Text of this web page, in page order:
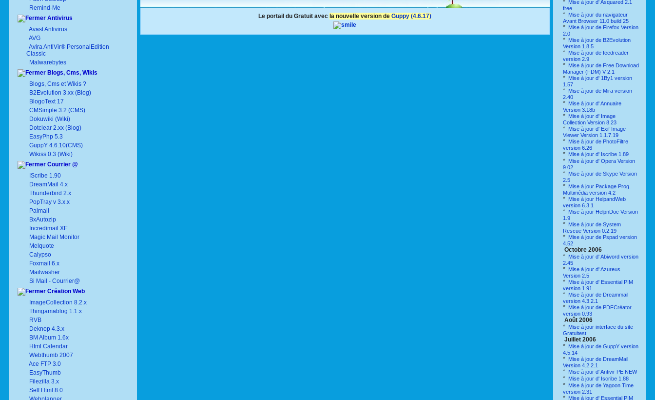
Remind-Me
Antivirus
Avast Antivirus
AVG
Avira AntiVir® PersonalEdition
Classic
Malwarebytes
Blogs, Cms, Wikis
Blogs, Cms et Wikis ?
B2Evolution 3.xx (Blog)
BlogoText 17
CMSimple 3.2 (CMS)
Dokuwiki (Wiki)
Dotclear 2.xx (Blog)
EasyPhp 5.3
GuppY 4.6.10(CMS)
Wikiss 0.3 (Wiki)
Courrier @
IScribe 1.90
DreamMail 4.x
Thunderbird 2.x
PopTray v 3.x.x
Palmail
BxAutozip
Incredimail XE
Magic Mail Monitor
Melquote
Calypso
Foxmail 6.x
Mailwasher
Si Mail - Courrier@
Création Web
ImageCollection 8.2.x
Thingamablog 1.1.x
RVB
Deknop 4.3.x
BM Album 1.6x
Html Calendar
Webthumb 2007
Ace FTP 3.0
EasyThumb
Filezilla 3.x
Self Html 8.0
Le portail du Gratuit avec la nouvelle version de Guppy (4.6.17)
* Mise à jour d' Asquared 2.1
free
* Mise à jour du navigateur
Avant Browser 11.0 build 25
* Mise à jour de Firefox Version
2.0
* Mise à jour de B2Evolution
Version 1.8.5
* Mise à jour de feedreader
version 2.9
* Mise à jour de Free Download
Manager (FDM) V 2.1
* Mise à jour d' 1By1 version
1.57
* Mise à jour de Mira version
2.40
* Mise à jour d' Annuaire
Version 3.18b
* Mise à jour d' Image
Collection Version 8.23
* Mise à jour d' Exif Image
Viewer Version 1.1.7.19
* Mise à jour de PhotoFiltre
version 6.26
* Mise à jour d' Iscribe 1.89
* Mise à jour d' Opera Version
9.02
* Mise à jour de Skype Version
2.5
* Mise à jour Package Prog.
Multimédia version 4.2
* Mise à jour HelpandWeb
version 6.3.1
* Mise à jour HelpnDoc Version
1.9
* Mise à jour de System
Rescue Version 0.2.19
* Mise à jour de Pspad version
4.52
Octobre 2006
* Mise à jour d' Abiword version
2.45
* Mise à jour d' Azureus
Version 2.5
* Mise à jour d' Essential PIM
version 1.91
* Mise à jour de Dreammail
version 4.3.2.1
* Mise à jour de PDFCréator
version 0.93
Août 2006
* Mise à jour interface du site
Gratuitest
Juillet 2006
* Mise à jour de GuppY version
4.5.14
* Mise à jour de DreamMail
Version 4.2.2.1
* Mise à jour d' Antivir PE NEW
* Mise à jour d' Iscribe 1.88
* Mise à jour de Yagoon Time
version 2.31
* Mise à jour d' Essential PIM